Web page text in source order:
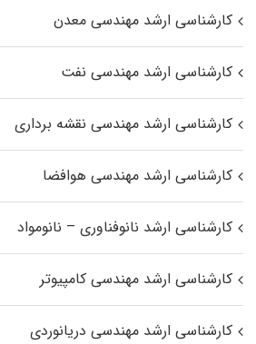
کارشناسی ارشد مهندسی معدن
کارشناسی ارشد مهندسی نفت
کارشناسی ارشد مهندسی نقشه برداری
کارشناسی ارشد مهندسی هوافضا
کارشناسی ارشد نانوفناوری – نانومواد
کارشناسی ارشد مهندسی کامپیوتر
کارشناسی ارشد مهندسی دریانوردی